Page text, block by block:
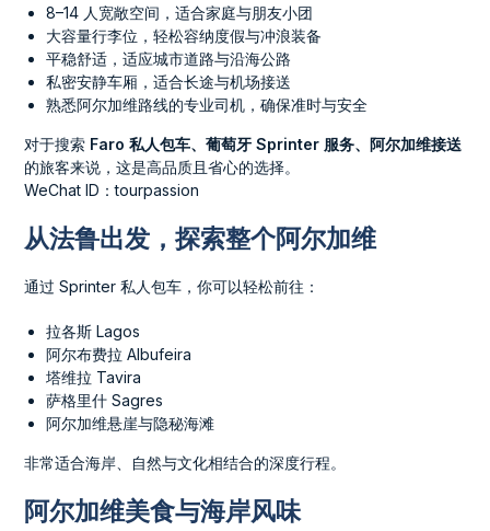
8–14 人宽敞空间，适合家庭与朋友小团
大容量行李位，轻松容纳度假与冲浪装备
平稳舒适，适应城市道路与沿海公路
私密安静车厢，适合长途与机场接送
熟悉阿尔加维路线的专业司机，确保准时与安全
对于搜索 Faro 私人包车、葡萄牙 Sprinter 服务、阿尔加维接送
的旅客来说，这是高品质且省心的选择。
WeChat ID：tourpassion
从法鲁出发，探索整个阿尔加维
通过 Sprinter 私人包车，你可以轻松前往：
拉各斯 Lagos
阿尔布费拉 Albufeira
塔维拉 Tavira
萨格里什 Sagres
阿尔加维悬崖与隐秘海滩
非常适合海岸、自然与文化相结合的深度行程。
阿尔加维美食与海岸风味